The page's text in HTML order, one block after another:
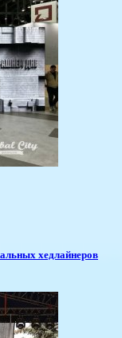
хедлайнеров